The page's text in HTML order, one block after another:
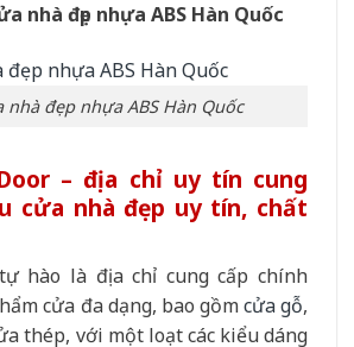
nhà đẹp nhựa ABS Hàn Quốc
nhà đẹp nhựa ABS Hàn Quốc
– địa chỉ uy tín cung
cửa nhà đẹp uy tín, chất
tự hào là địa chỉ cung cấp chính
cửa đa dạng, bao gồmcửa gỗ,
thép, với một loạt các kiểu dáng